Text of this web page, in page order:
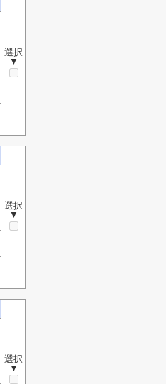
選択
▼
選択
▼
選択
▼